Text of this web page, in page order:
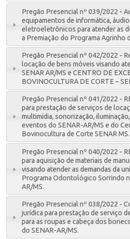
Pregão Presencial nº 039/2022 -
equipamentos de informática,
eletroeletrônicos para atender as
a Premiação do Programa Agrinho
Pregão Presencial nº 042/2022 -
locação de bens móveis visando
SENAR AR/MS e CENTRO DE
BOVINOCULTURA DE CORTE –
Pregão Presencial nº 041/2022 -
para prestação de serviços de
multimídia, sonorização,
eventos do SENAR-AR/MS e do
Bovinocultura de Corte SENAR MS.
Pregão Presencial nº 040/2022 -
para aquisição de materiais de
visando atender as demandas da
Programa Odontológico Sorrindo
AR/MS.
Pregão Presencial nº 038/2022 -
jurídica para prestação de serviço
para as roupas e cabeça dos
do SENAR-AR/MS.